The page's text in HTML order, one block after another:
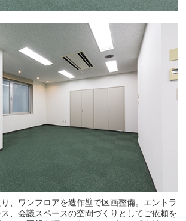
、ワンフロアを造作壁で区画整備。エントラ
、会議スペースの空間づくりとしてご依頼を